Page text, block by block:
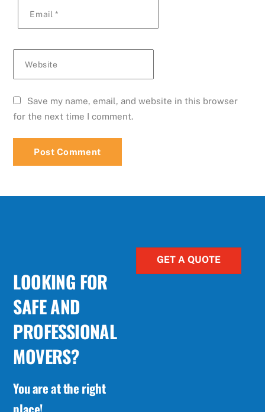
Email *
Website
Save my name, email, and website in this browser
for the next time I comment.
LOOKING FOR
SAFE AND
PROFESSIONAL
MOVERS?
You are at the right
GET A QUOTE